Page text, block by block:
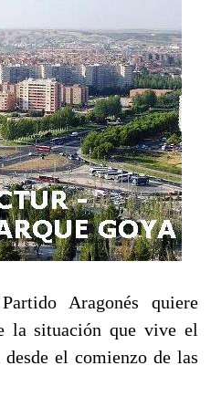
Aragonés quiere
la situación que vive el
el comienzo de las